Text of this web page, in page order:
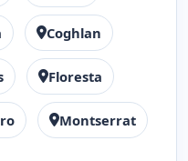
Coghlan
Floresta
Montserrat